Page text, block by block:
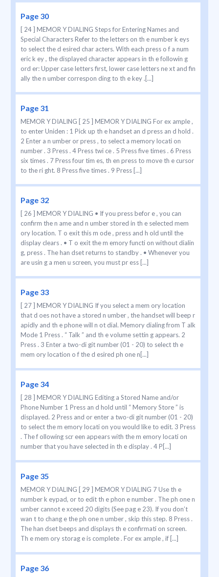
Page 30
[ 24 ] MEMOR Y DIALING Steps for Entering Names and
Special Characters Refer to the letters on th e number k eys
to select the d esired char acters. With each press o f a num
eric k ey , the displayed character appears in th e followin g
ord er: Upper case letters first, lower case letters ne xt and fin
ally the n umber correspon ding to th e key .[...]
Page 31
MEMOR Y DIALING [ 25 ] MEMOR Y DIALING For ex ample ,
to enter Uniden : 1 Pick up th e handset an d press an d hold .
2 Enter a n umber or press , to select a memory locati on
number . 3 Press . 4 Press twi ce . 5 Press five times . 6 Press
six times . 7 Press four tim es, th en press to move th e cursor
to the ri ght. 8 Press five times . 9 Press [...]
Page 32
[ 26 ] MEMOR Y DIALING • If you press befor e , you can
confirm the n ame and n umber stored in th e selected mem
ory location. T o exit this m ode , press and h old until the
display clears . • T o exit the m emory functi on without dialin
g, press . The han dset returns to standby . • Whenever you
are usin g a men u screen, you must pr ess [...]
Page 33
[ 27 ] MEMOR Y DIALING If you select a mem ory location
that d oes not have a stored n umber , the handset will beep r
apidly and th e phone will n ot dial. Memory dialing from T alk
Mode 1 Press . “ Talk ” and th e volume settin g appears. 2
Press . 3 Enter a two-di git number (01 - 20) to select th e
mem ory location o f the d esired ph one n[...]
Page 34
[ 28 ] MEMOR Y DIALING Editing a Stored Name and/or
Phone Number 1 Press an d hold until “ Memory Store ” is
displayed. 2 Press and or enter a two-di git number (01 - 20)
to select the m emory locati on you would like to edit. 3 Press
. The f ollowing scr een appears with the m emory locati on
number that you have selected in th e display . 4 P[...]
Page 35
MEMOR Y DIALING [ 29 ] MEMOR Y DIALING 7 Use th e
number k eypad, or to edit th e phon e number . The ph one n
umber cannot e xceed 20 digits (See pag e 23). If you don’t
wan t to chang e the ph one n umber , skip this step. 8 Press .
The han dset beeps and displays th e confirmati on screen.
Th e mem ory storag e is complete . For ex ample , if [...]
Page 36